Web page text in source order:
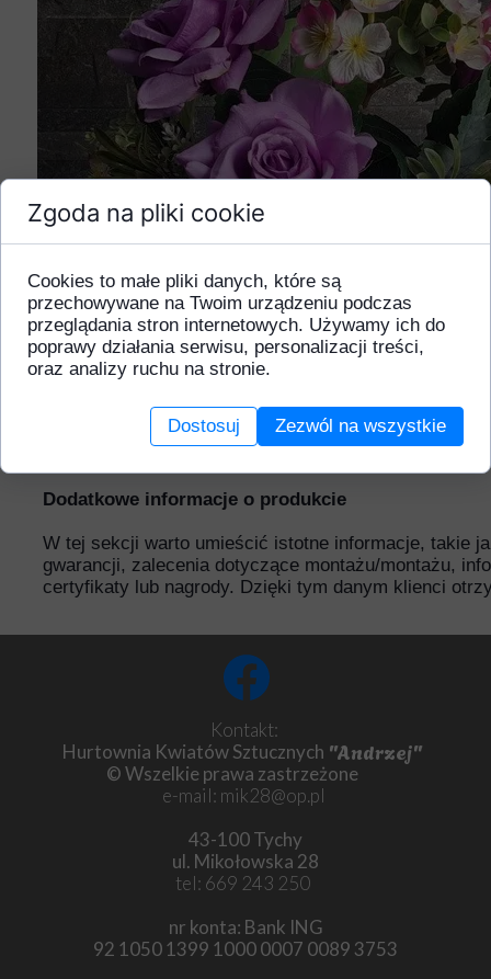
Dodatkowe informacje o produkcie
W tej sekcji warto umieścić istotne informacje, takie
gwarancji, zalecenia dotyczące montażu/montażu,
certyfikaty lub nagrody. Dzięki tym danym klienci
Kontakt:
Hurtownia Kwiatów Sztucznych "Andrzej"
© Wszelkie prawa zastrzeżone
e-mail: mik28@op.pl
43-100 Tychy
ul. Mikołowska 28
tel: 669 243 250
nr konta: Bank ING
92 1050 1399 1000 0007 0089 3753
Zgoda na pliki cookie
Cookies to małe pliki danych, które są
przechowywane na Twoim urządzeniu podczas
przeglądania stron internetowych. Używamy ich do
poprawy działania serwisu, personalizacji treści,
oraz analizy ruchu na stronie.
Dostosuj Zezwól na wszystkie